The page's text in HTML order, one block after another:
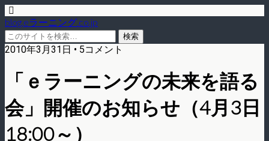
blog.eラーニング.co.jp
2010年3月31日 • 5コメント
「ｅラーニングの未来を語る
会」開催のお知らせ（4月3日
18:00～）